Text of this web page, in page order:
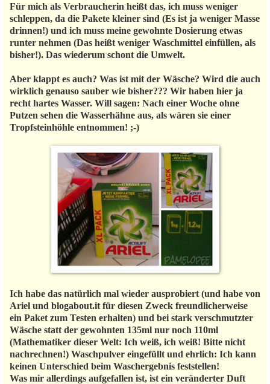
Für mich als Verbraucherin heißt das, ich muss weniger
schleppen, da die Pakete kleiner sind (Es ist ja weniger Masse
drinnen!) und ich muss meine gewohnte Dosierung etwas
runter nehmen (Das heißt weniger Waschmittel einfüllen, als
bisher!). Das wiederum schont die Umwelt.
Aber klappt es auch? Was ist mit der Wäsche? Wird die auch
wirklich genauso sauber wie bisher??? Wir haben hier ja
recht hartes Wasser. Will sagen: Nach einer Woche ohne
Putzen sehen die Wasserhähne aus, als wären sie einer
Tropfsteinhöhle entnommen! ;-)
Ich habe das natürlich mal wieder ausprobiert (und habe von
Ariel und blogabout.it für diesen Zweck freundlicherweise
ein Paket zum Testen erhalten) und bei stark verschmutzter
Wäsche statt der gewohnten 135ml nur noch 110ml
(Mathematiker dieser Welt: Ich weiß, ich weiß! Bitte nicht
nachrechnen!) Waschpulver eingefüllt und ehrlich: Ich kann
keinen Unterschied beim Waschergebnis feststellen!
Was mir allerdings aufgefallen ist, ist ein veränderter Duft